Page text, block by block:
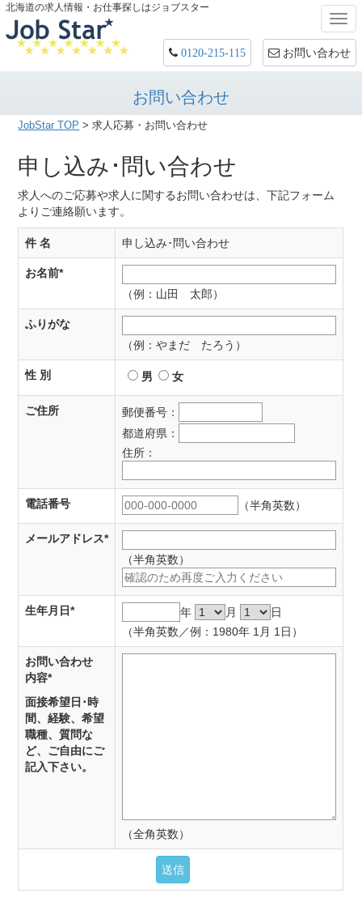
北海道の求人情報・お仕事探しはジョブスター
0120-215-115 お問い合わせ
お問い合わせ
JobStar TOP > 求人応募・お問い合わせ
申し込み･問い合わせ
求人へのご応募や求人に関するお問い合わせは、下記フォーム
よりご連絡願います。
件 名 申し込み･問い合わせ
お名前*
（例：山田 太郎）
ふりがな
（例：やまだ たろう）
性 別 男 女
ご住所
郵便番号：
都道府県：
住所：
電話番号 （半角英数）
メールアドレス*
（半角英数）
生年月日* 年 月
日
（半角英数／例：1980年 1月 1日）
お問い合わせ
内容*
面接希望日･時
間、経験、希望
職種、質問な
ど、ご自由にご
記入下さい。
（全角英数）